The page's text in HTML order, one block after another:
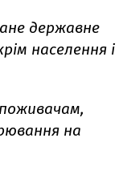
державне
населення і
на